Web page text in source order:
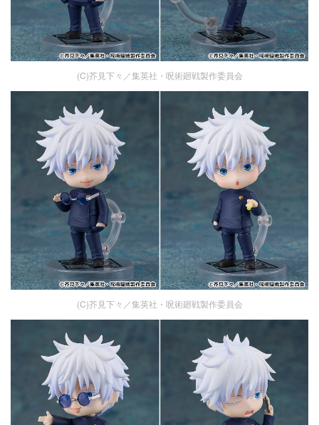
(C)芥見下々／集英社・呪術廻戦製作委員会
(C)芥見下々／集英社・呪術廻戦製作委員会